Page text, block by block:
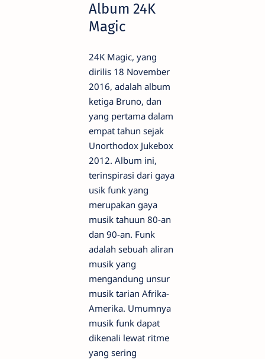
Album 24K
Magic
24K Magic, yang
dirilis 18 November
2016, adalah album
ketiga Bruno, dan
yang pertama dalam
empat tahun sejak
Unorthodox Jukebox
2012. Album ini,
terinspirasi dari gaya
usik funk yang
merupakan gaya
musik tahuun 80-an
dan 90-an. Funk
adalah sebuah aliran
musik yang
mengandung unsur
musik tarian Afrika-
Amerika. Umumnya
musik funk dapat
dikenali lewat ritme
yang sering